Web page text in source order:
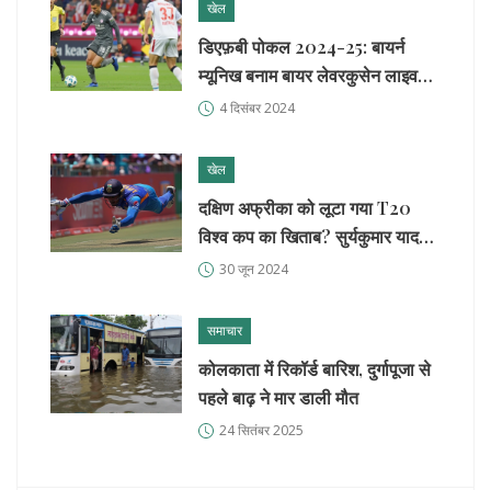
खेल
डिएफ़बी पोकल 2024-25: बायर्न
म्यूनिख बनाम बायर लेवरकुसेन लाइव
स्ट्रीमिंग और मैच विवरण
4 दिसंबर 2024
खेल
दक्षिण अफ्रीका को लूटा गया T20
विश्व कप का खिताब? सुर्यकुमार यादव
के विजयी कैच पर निकला नया वीडियो
30 जून 2024
समाचार
कोलकाता में रिकॉर्ड बारिश, दुर्गापूजा से
पहले बाढ़ ने मार डाली मौत
24 सितंबर 2025